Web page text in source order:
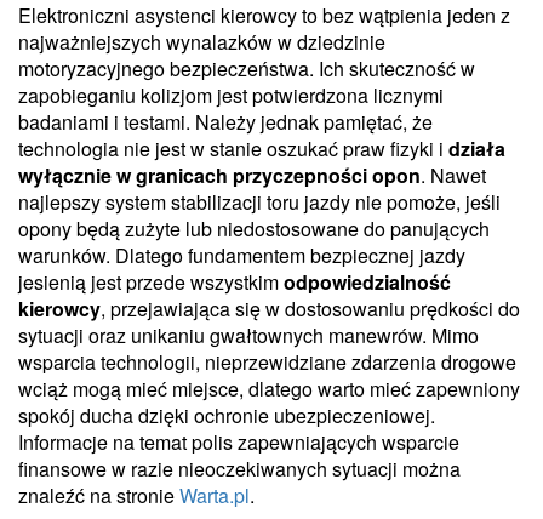
Elektroniczni asystenci kierowcy to bez wątpienia jeden z
najważniejszych wynalazków w dziedzinie
motoryzacyjnego bezpieczeństwa. Ich skuteczność w
zapobieganiu kolizjom jest potwierdzona licznymi
badaniami i testami. Należy jednak pamiętać, że
technologia nie jest w stanie oszukać praw fizyki i działa
wyłącznie w granicach przyczepności opon. Nawet
najlepszy system stabilizacji toru jazdy nie pomoże, jeśli
opony będą zużyte lub niedostosowane do panujących
warunków. Dlatego fundamentem bezpiecznej jazdy
jesienią jest przede wszystkimodpowiedzialność
kierowcy, przejawiająca się w dostosowaniu prędkości do
sytuacji oraz unikaniu gwałtownych manewrów. Mimo
wsparcia technologii, nieprzewidziane zdarzenia drogowe
wciąż mogą mieć miejsce, dlatego warto mieć zapewniony
spokój ducha dzięki ochronie ubezpieczeniowej.
Informacje na temat polis zapewniających wsparcie
finansowe w razie nieoczekiwanych sytuacji można
znaleźć na stronieWarta.pl.